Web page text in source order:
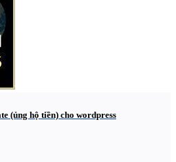
(ủng hộ tiền) cho wordpress